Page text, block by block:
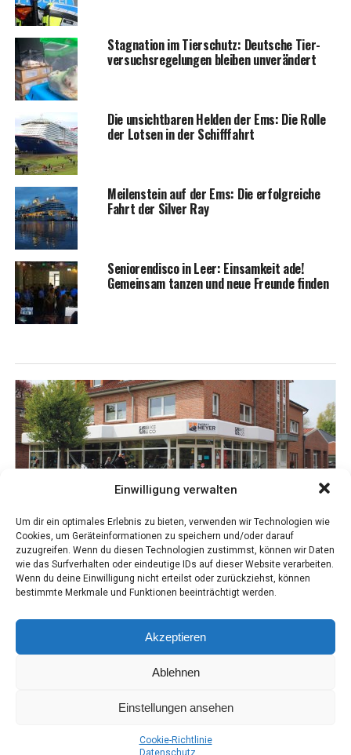
Einwilligung verwalten
Um dir ein optimales Erlebnis zu bieten, verwenden wir Technologien wie
Cookies, um Geräteinformationen zu speichern und/oder darauf
zuzugreifen. Wenn du diesen Technologien zustimmst, können wir Daten
wie das Surfverhalten oder eindeutige IDs auf dieser Website verarbeiten.
Wenn du deine Einwilligung nicht erteilst oder zurückziehst, können
bestimmte Merkmale und Funktionen beeinträchtigt werden.
Akzeptieren
Ablehnen
Einstellungen ansehen
Coo­kie-Richt­li­nie
Daten­schutz
Sta­gna­ti­on im Tier­schutz: Deut­sche Tier­
ver­suchs­re­ge­lun­gen blei­ben unverändert
Die unsicht­ba­ren Hel­den der Ems: Die Rol­le
der Lot­sen in der Schifffahrt
Mei­len­stein auf der Ems: Die erfolg­rei­che
Fahrt der Sil­ver Ray
Senio­ren­dis­co in Leer: Ein­sam­keit ade!
Gemein­sam tan­zen und neue Freun­de finden